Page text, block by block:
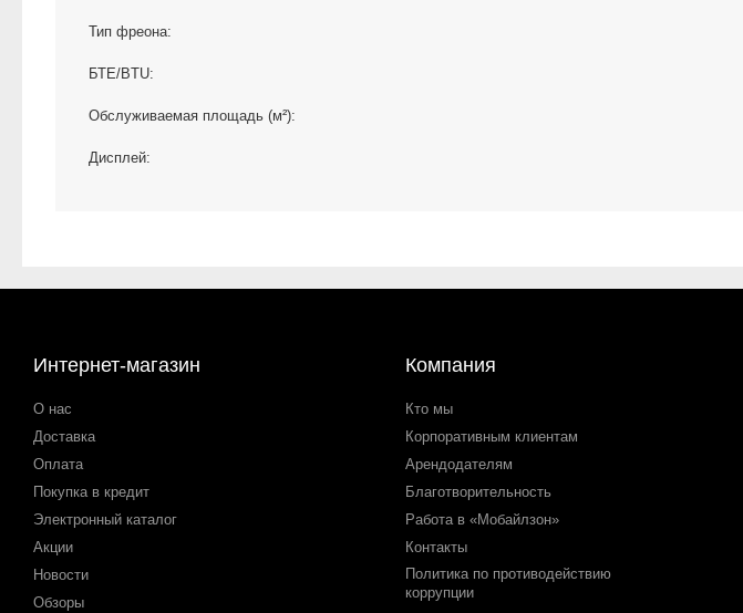
Тип фреона:
БТЕ/BTU:
Обслуживаемая площадь (м²):
Дисплей:
Интернет-магазин
О нас
Доставка
Оплата
Покупка в кредит
Электронный каталог
Акции
Новости
Обзоры
Компания
Кто мы
Корпоративным клиентам
Арендодателям
Благотворительность
Работа в «Мобайлзон»
Контакты
Политика по противодействию
коррупции